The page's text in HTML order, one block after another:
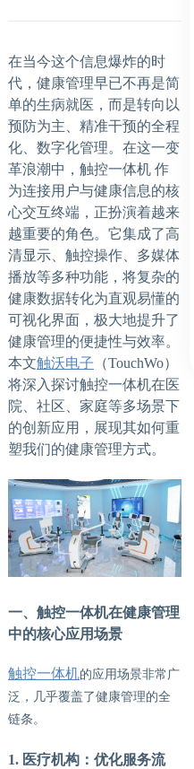
在当今这个信息爆炸的时
代，健康管理早已不再是简
单的生病就医，而是转向以
预防为主、精准干预的全程
化、数字化管理。在这一变
革浪潮中，触控一体机 作
为连接用户与健康信息的核
心交互终端，正扮演着越来
越重要的角色。它集成了高
清显示、触控操作、多媒体
播放等多种功能，将复杂的
健康数据转化为直观易懂的
可视化界面，极大地提升了
健康管理的便捷性与效率。
本文触沃电子 （TouchWo）
将深入探讨触控一体机在医
院、社区、家庭等多场景下
的创新应用，展现其如何重
塑我们的健康管理方式。
一、触控一体机在健康管理
中的核心应用场景
触控一体机的应用场景非常广
泛，几乎覆盖了健康管理的全
链条。
1. 医疗机构：优化服务流